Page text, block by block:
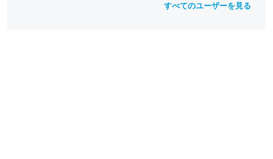
すべてのユーザーを見る